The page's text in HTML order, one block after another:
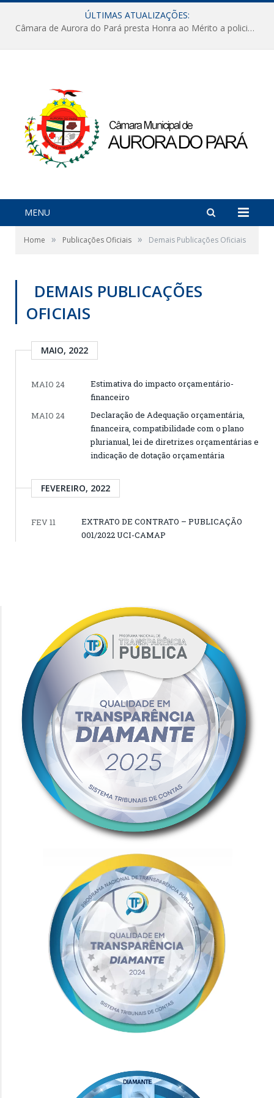
ÚLTIMAS ATUALIZAÇÕES:
Câmara de Aurora do Pará presta Honra ao Mérito a policiais militares em sessão marcada por reconhecimento e emoção
MENU
Home » Publicações Oficiais » Demais Publicações Oficiais
DEMAIS PUBLICAÇÕES
OFICIAIS
MAIO, 2022
MAIO 24
Estimativa do impacto orçamentário-
financeiro
MAIO 24
Declaração de Adequação orçamentária,
financeira, compatibilidade com o plano
plurianual, lei de diretrizes orçamentárias e
indicação de dotação orçamentária
FEVEREIRO, 2022
FEV 11
EXTRATO DE CONTRATO – PUBLICAÇÃO
001/2022 UCI-CAMAP